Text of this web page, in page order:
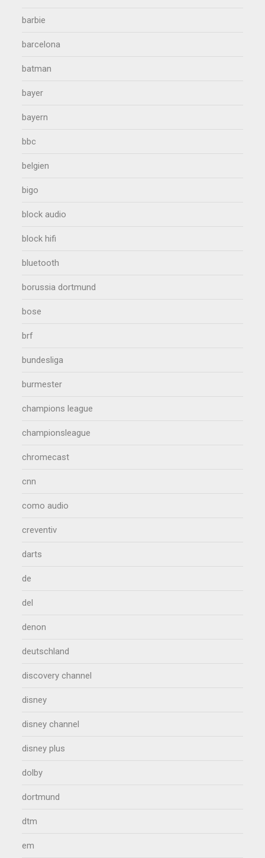
barbie
barcelona
batman
bayer
bayern
bbc
belgien
bigo
block audio
block hifi
bluetooth
borussia dortmund
bose
brf
bundesliga
burmester
champions league
championsleague
chromecast
cnn
como audio
creventiv
darts
de
del
denon
deutschland
discovery channel
disney
disney channel
disney plus
dolby
dortmund
dtm
em